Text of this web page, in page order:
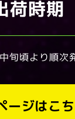
荷時期
旬頃より順次
ージはこ